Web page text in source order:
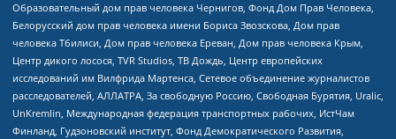
Образовательный дом прав человека Чернигов, Фонд Дом Прав Человека,
Белорусский дом прав человека имени Бориса Звозскова, Дом прав
человека Тбилиси, Дом прав человека Ереван, Дом прав человека Крым,
Центр дикого лосося, TVR Studios, ТВ Дождь, Центр европейских
исследований им Вилфрида Мартенса, Сетевое объединение журналистов
расследователей, АЛЛАТРА, За свободную Россию, Свободная Бурятия, Uralic,
UnKremlin, Международная федерация транспортных рабочих, ИстЧам
Финланд, Гудзоновский институт, Фонд Демократического Развития,